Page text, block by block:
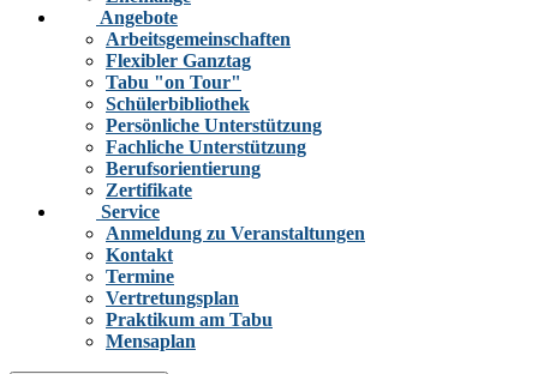
Angebote
Arbeitsgemeinschaften
Flexibler Ganztag
Tabu "on Tour"
Schülerbibliothek
Persönliche Unterstützung
Fachliche Unterstützung
Berufsorientierung
Zertifikate
Service
Anmeldung zu Veranstaltungen
Kontakt
Termine
Vertretungsplan
Praktikum am Tabu
Mensaplan